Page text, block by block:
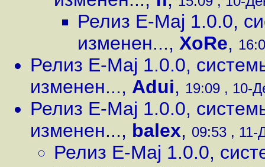
Релиз E-Maj 1.0.0,
изменен..., XoRe,
Релиз E-Maj 1.0.0,
изменен..., Adui, 19:09 , 10-
Релиз E-Maj 1.0.0,
изменен..., balex, 09:53 , 11-
Релиз E-Maj 1.0.0,